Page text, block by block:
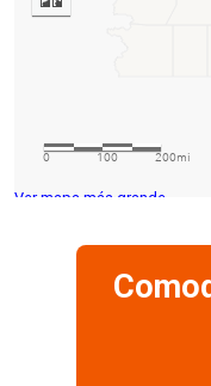
Ver mapa más grande